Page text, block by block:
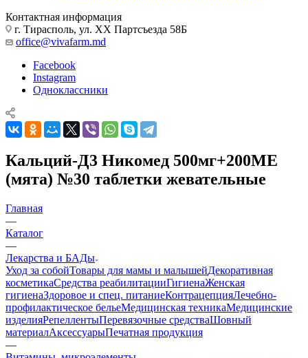
Контактная информация
г. Тирасполь, ул. ХХ Партсъезда 58Б
office@vivafarm.md
Facebook
Instagram
Одноклассники
Кальций-Д3 Никомед 500мг+200МЕ
(мята) №30 таблетки жевательные
Главная
—
Каталог
—
Лекарства и БАДы
Уход за собойТовары для мамы и малышейДекоративная
косметикаСредства реабилитацииГигиенаЖенская
гигиенаЗдоровое и спец. питаниеКонтрацепцияЛечебно-
профилактическое бельеМедицинская техникаМедицинские
изделияРепеллентыПеревязочные средстваШовный
материалАксессуарыПечатная продукция
—